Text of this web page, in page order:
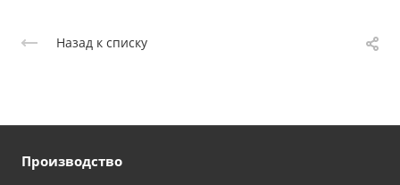
Назад к списку
Производство